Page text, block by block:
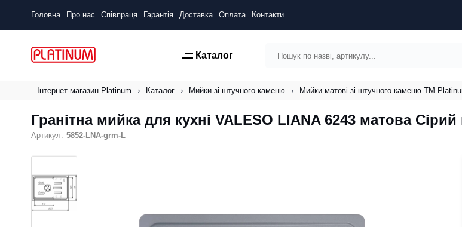
Головна Про нас Співпраця Гарантія Доставка Оплата Контакти
Каталог
Інтернет-магазин Platinum Каталог Мийки зі штучного каменю Мийки матові зі штучного каменю ТМ
Гранітна мийка для кухні VALESO LIANA 6243 матова Сірий
Артикул: 5852-LNA-grm-L